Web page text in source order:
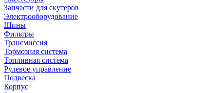
Запчасти для скутеров
Электрооборудование
Шины
Фильтры
Трансмиссия
Тормозная система
Топливная система
Рулевое управление
Подвеска
Корпус